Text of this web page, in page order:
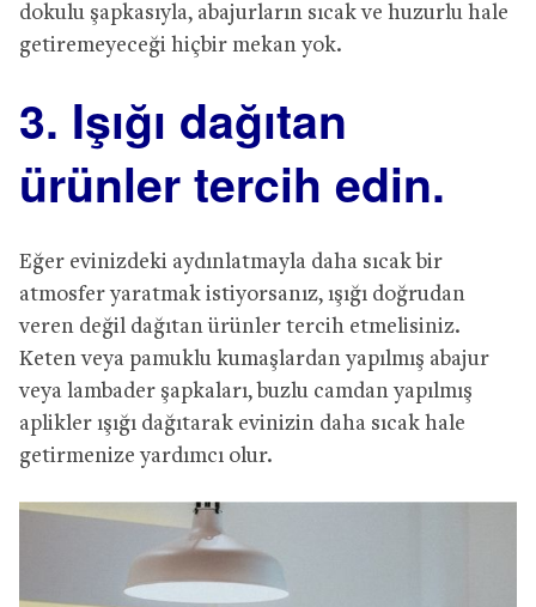
dokulu şapkasıyla, abajurların sıcak ve huzurlu hale
getiremeyeceği hiçbir mekan yok.
3. Işığı dağıtan
ürünler tercih edin.
Eğer evinizdeki aydınlatmayla daha sıcak bir
atmosfer yaratmak istiyorsanız, ışığı doğrudan
veren değil dağıtan ürünler tercih etmelisiniz.
Keten veya pamuklu kumaşlardan yapılmış abajur
veya lambader şapkaları, buzlu camdan yapılmış
aplikler ışığı dağıtarak evinizin daha sıcak hale
getirmenize yardımcı olur.